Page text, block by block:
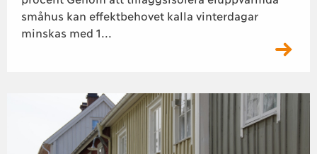
småhus kan effektbehovet kalla vinterdagar
minskas med 1...